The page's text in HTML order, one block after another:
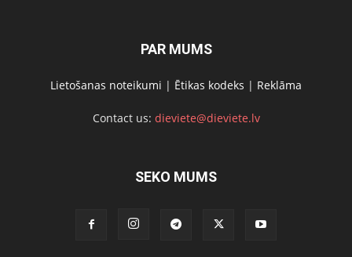
PAR MUMS
Lietošanas noteikumi | Ētikas kodeks | Reklāma
Contact us: dieviete@dieviete.lv
SEKO MUMS